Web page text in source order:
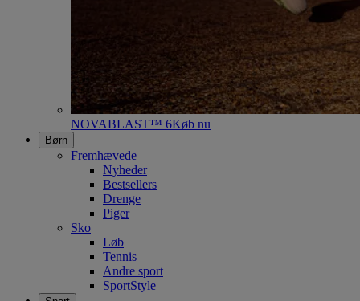
NOVABLAST™ 6Køb nu
Børn
Fremhævede
Nyheder
Bestsellers
Drenge
Piger
Sko
Løb
Tennis
Andre sport
SportStyle